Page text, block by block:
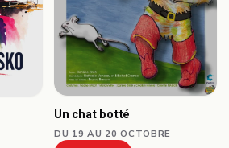
Un chat botté
DU 19 AU 20 OCTOBRE